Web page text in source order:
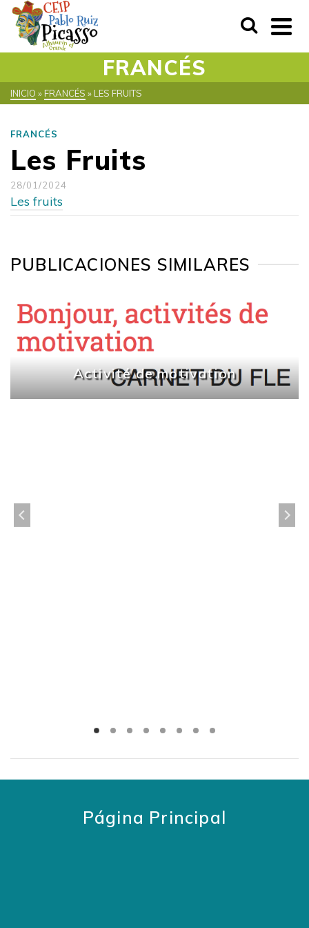
FRANCÉS
INICIO »FRANCÉS »LES FRUITS
FRANCÉS
Les Fruits
28/01/2024
Les fruits
PUBLICACIONES SIMILARES
Activité de motivation
Página Principal